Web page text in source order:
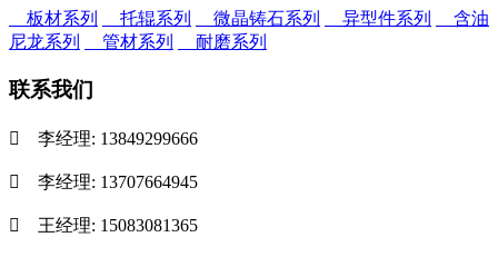
板材系列 托辊系列 微晶铸石系列 异型件系列
含油
尼龙系列
管材系列 耐磨系列
联系我们
 李经理: 13849299666
 李经理: 13707664945
 王经理: 15083081365